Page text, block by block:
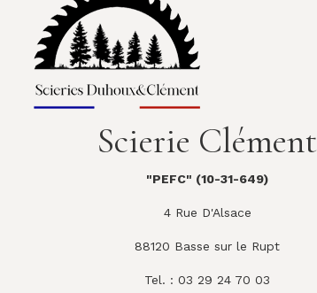
Scierie Clément
"PEFC" (10-31-649)
4 Rue D'Alsace
88120 Basse sur le Rupt
Tel. : 03 29 24 70 03